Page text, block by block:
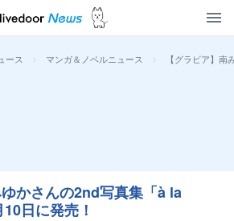
ース > マンガ＆ノベルニュース > 【グラビア】
ゆかさんの2nd写真集「à la
日に発売！